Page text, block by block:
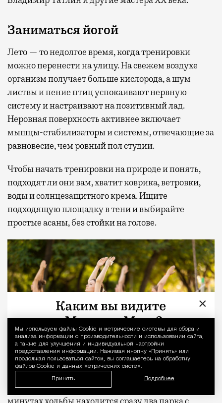
Уведомление
Мы используем файлы Сookie и метрические системы для сбора и
анализа информации о производительности и использовании сайта,
а также для улучшения и индивидуальной настройки
предоставления информации. Нажимая кнопку «Принять» или
продолжая пользоваться сайтом, вы соглашаетесь на обработку
файлов Cookie и данных метрических систем.
Принять Подробнее
Заниматься йогой
Лето — то недолгое время, когда тренировки
можно перенести на улицу. На свежем воздухе
организм получает больше кислорода, а шум
листвы и пение птиц успокаивают нервную
систему и настраивают на позитивный лад.
Неровная поверхность активнее включает
мышцы-стабилизаторы и системы, отвечающие за
равновесие, чем ровный пол студии.
Чтобы начать тренировки на природе и понять,
подходят ли они вам, хватит коврика, ветровки,
воды и солнцезащитного крема. Ищите
подходящую площадку в тени и выбирайте
простые асаны, без стойки на голове.
У резидентов мультиквартала «СИТИДЗЕН» в 10
×